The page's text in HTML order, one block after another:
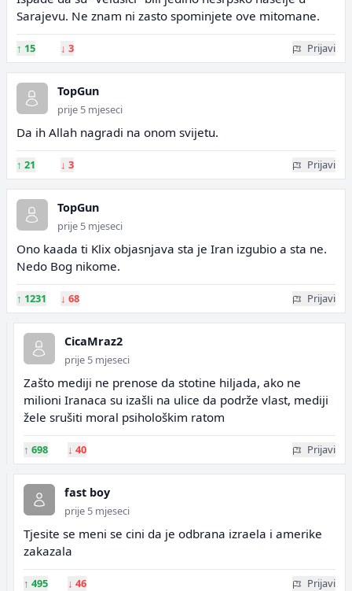
Sarajevu. Ne znam ni zasto spominjete ove mitomane.
↑ 15 ↓ 3 Prijavi
TopGun
prije 5 mjeseci
Da ih Allah nagradi na onom svijetu.
↑ 21 ↓ 3 Prijavi
TopGun
prije 5 mjeseci
Ono kaada ti Klix objasnjava sta je Iran izgubio a sta ne.
Nedo Bog nikome.
↑ 1231 ↓ 68 Prijavi
CicaMraz2
prije 5 mjeseci
Zašto mediji ne prenose da stotine hiljada, ako ne
milioni Iranaca su izašli na ulice da podrže vlast, mediji
žele srušiti moral psihološkim ratom
↑ 698 ↓ 40 Prijavi
fast boy
prije 5 mjeseci
Tjesite se meni se cini da je odbrana izraela i amerike
zakazala
↑ 495 ↓ 46 Prijavi